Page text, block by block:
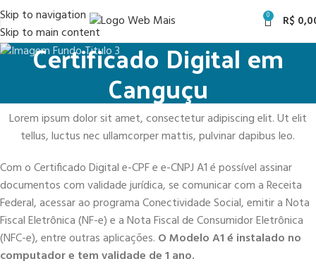
Skip to navigation
Skip to main content
0 R$
Certificado Digital em
Canguçu
Lorem ipsum dolor sit amet, consectetur adipiscing elit. Ut elit
tellus, luctus nec ullamcorper mattis, pulvinar dapibus leo.
Com o Certificado Digital e-CPF e e-CNPJ A1 é possível assinar
documentos com validade jurídica, se comunicar com a Receita
Federal, acessar ao programa Conectividade Social, emitir a Nota
Fiscal Eletrônica (NF-e) e a Nota Fiscal de Consumidor Eletrônica
(NFC-e), entre outras aplicações. O Modelo A1 é instalado no
computador e tem validade de 1 ano.